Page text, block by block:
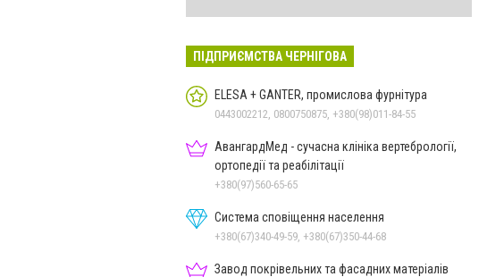
ПІДПРИЄМСТВА ЧЕРНІГОВА
ELESA + GANTER, промислова фурнітура
0443002212, 0800750875, +380(98)011-84-55
АвангардМед - сучасна клініка вертебрології,
ортопедії та реабілітації
+380(97)560-65-65
Система сповіщення населення
+380(67)340-49-59, +380(67)350-44-68
Завод покрівельних та фасадних матеріалів